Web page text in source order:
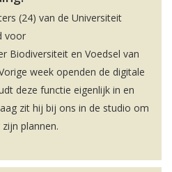
(24) van de Universiteit
voor
Biodiversiteit en Voedsel van
week openden de digitale
deze functie eigenlijk in en
zit hij bij ons in de studio om
plannen.